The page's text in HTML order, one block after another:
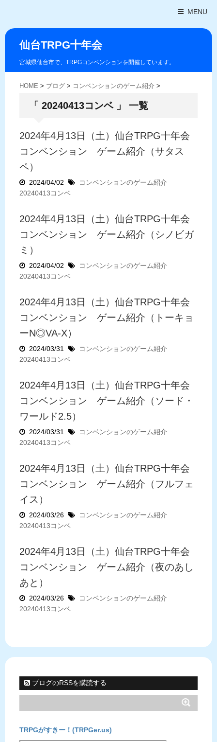
MENU
仙台TRPG十年会
宮城県仙台市で、TRPGコンベンションを開催しています。
HOME > ブログ > コンベンションのゲーム紹介 >
「 20240413コンベ 」 一覧
2024年4月13日（土）仙台TRPG十年会
コンベンション ゲーム紹介（サタス
ペ）
2024/04/02
コンベンションのゲーム紹介
20240413コンベ
2024年4月13日（土）仙台TRPG十年会
コンベンション ゲーム紹介（シノビガ
ミ）
2024/04/02
コンベンションのゲーム紹介
20240413コンベ
2024年4月13日（土）仙台TRPG十年会
コンベンション ゲーム紹介（トーキョ
ーN◎VA-X）
2024/03/31
コンベンションのゲーム紹介
20240413コンベ
2024年4月13日（土）仙台TRPG十年会
コンベンション ゲーム紹介（ソード・
ワールド2.5）
2024/03/31
コンベンションのゲーム紹介
20240413コンベ
2024年4月13日（土）仙台TRPG十年会
コンベンション ゲーム紹介（フルフェ
イス）
2024/03/26
コンベンションのゲーム紹介
20240413コンベ
2024年4月13日（土）仙台TRPG十年会
コンベンション ゲーム紹介（夜のあし
あと）
2024/03/26
コンベンションのゲーム紹介
20240413コンベ
ブログのRSSを購読する
TRPGがすきー！(TRPGer.us)